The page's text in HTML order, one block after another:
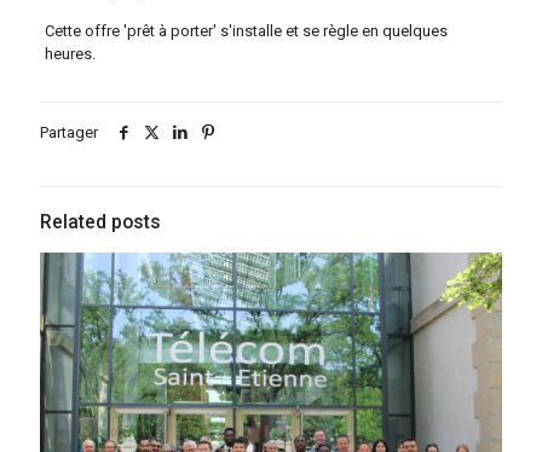
Cette offre 'prêt à porter' s'installe et se règle en quelques
heures.
Partager
Related posts